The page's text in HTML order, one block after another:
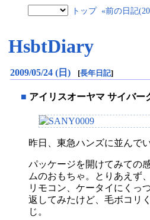
トップ «前の日記
HsbtDiary
2009/05/24 (日) [長年日記]
■ アイリスオーヤマ サイバー
昨日、東急ハンズに並んで
パッケージを開けてみての
ムのおもちゃ。とりあえず
リモコン、ケータイにくっ
返してみたけど、毛ボコリ
じ。